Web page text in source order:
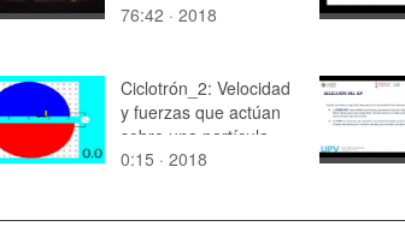
76:42 · 2018
Ciclotrón_2: Velocidad
y fuerzas que actúan
sobre una partícula
positiva en el interior
0:15 · 2018